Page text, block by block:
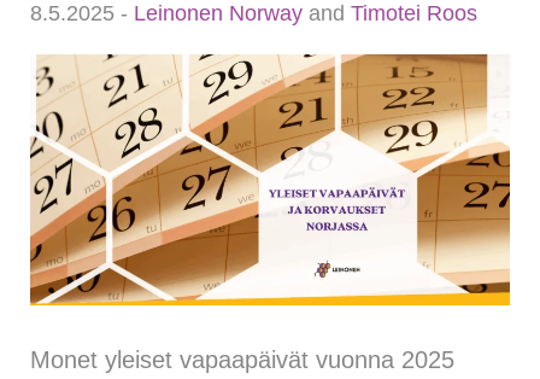
8.5.2025 - Leinonen Norway and Timotei Roos
Monet yleiset vapaapäivät vuonna 2025